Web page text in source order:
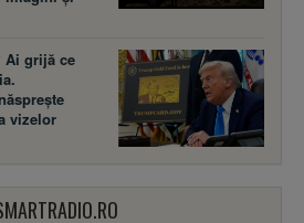
Ai grijă ce
vizelor